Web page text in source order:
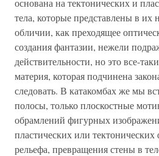
основана на тектонических и
тела, которые представлены в их
обличии, как преходящее
создания фантазии, нежели
действительности, но это все-
материя, которая подчинена
следовать. В катакомбах же мы
полосы, только плоскостные
обрамлений фигурных
пластических или
рельефа, превращения стены в